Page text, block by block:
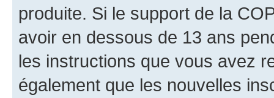
produite. Si le support de la
avoir en dessous de 13 ans
les instructions que vous avez
également que les nouvelles